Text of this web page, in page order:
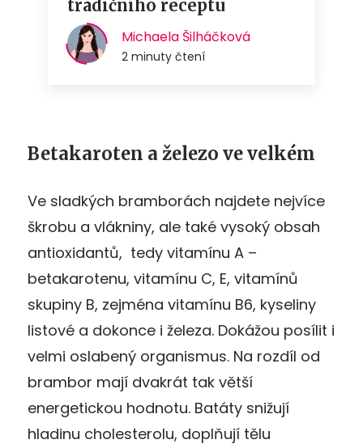
Betakaroten a železo ve velkém
Ve sladkých bramborách najdete nejvíce
škrobu a vlákniny, ale také vysoký obsah
antioxidantů, tedy vitamínu A –
betakarotenu, vitamínu C, E, vitamínů
skupiny B, zejména vitamínu B6, kyseliny
listové a dokonce i železa. Dokážou posílit i
velmi oslabený organismus. Na rozdíl od
brambor mají dvakrát tak větší
energetickou hodnotu. Batáty snižují
hladinu cholesterolu, doplňují tělu